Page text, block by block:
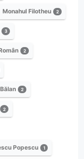
Monahul Filotheu 2
3
2
2
2
Popescu 1